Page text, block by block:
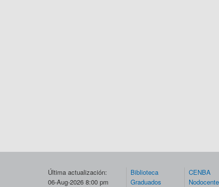
Última actualización:
06-Aug-2026 8:00 pm
Biblioteca
Graduados
CENBA